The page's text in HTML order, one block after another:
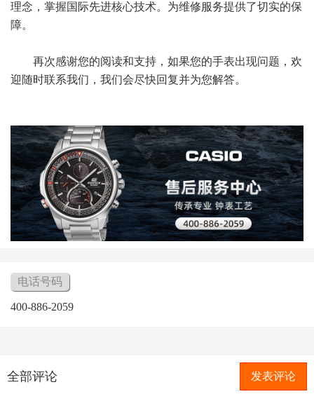
理念，掌握国际先进核心技术。为维修服务提供了切实的保
障。
再次感谢您的阅读和支持，如果您的手表出现问题，欢
迎随时联系我们，我们会尽快回复并为您解答。
电话号码
400-886-2059
全部评论 发表评论